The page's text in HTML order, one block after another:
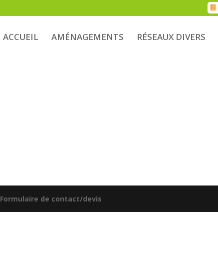
ACCUEIL AMÉNAGEMENTS RÉSEAUX DIVERS
Formulaire de contact/devis